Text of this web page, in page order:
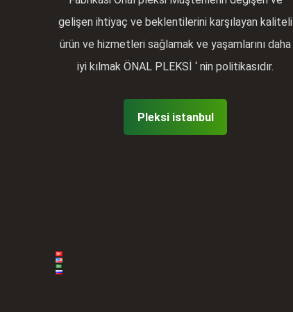
gelişen ihtiyaç ve beklentilerini karşılayan kaliteli
ürün ve hizmetleri sağlamak ve yaşamlarını daha
iyi kılmak ÖNAL PLEKSİ ‘ nin politikasıdır.
Pleksi istanbul